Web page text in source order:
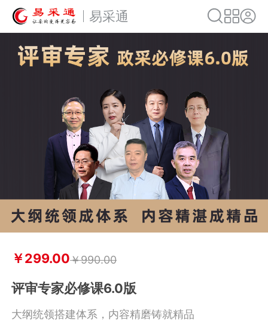
易采通
￥299.00￥990.00
评审专家必修课6.0版
大纲统领搭建体系，内容精磨铸就精品